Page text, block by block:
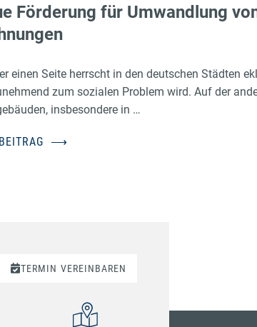
Förderung für Umwandlung
einen Seite herrscht in den deutschen Städten
zum sozialen Problem wird. Auf der
insbesondere in …
⟶
TERMIN VEREINBAREN